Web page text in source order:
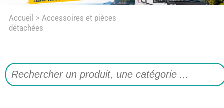
Accueil > Accessoires et pièces
détachées